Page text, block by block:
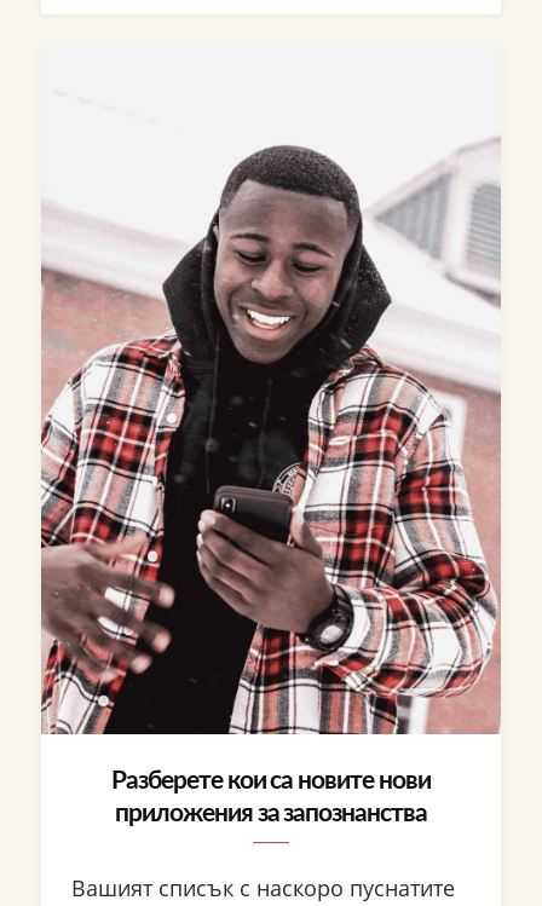
Разберете кои са новите нови
приложения за запознанства
Вашият списък с наскоро пуснатите